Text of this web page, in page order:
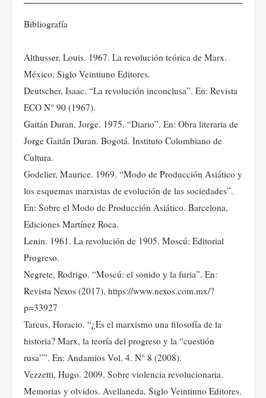
Bibliografía
Althusser, Louis. 1967. La revolución teórica de Marx.
México, Siglo Veintiuno Editores.
Deutscher, Isaac. “La revolución inconclusa”. En: Revista
ECO N° 90 (1967).
Gaitán Duran, Jorge. 1975. “Diario”. En: Obra literaria de
Jorge Gaitán Duran. Bogotá. Instituto Colombiano de
Cultura.
Godelier, Maurice. 1969. “Modo de Producción Asiático y
los esquemas marxistas de evolución de las sociedades”.
En: Sobre el Modo de Producción Asiático. Barcelona,
Ediciones Martínez Roca.
Lenin. 1961. La revolución de 1905. Moscú: Editorial
Progreso.
Negrete, Rodrigo. “Moscú: el sonido y la furia”. En:
Revista Nexos (2017). https://www.nexos.com.mx/?
p=33927
Tarcus, Horacio. “¿Es el marxismo una filosofía de la
historia? Marx, la teoría del progreso y la “cuestión
rusa””. En: Andamios Vol. 4. N° 8 (2008).
Vezzetti, Hugo. 2009. Sobre violencia revolucionaria.
Memorias y olvidos. Avellaneda, Siglo Veintiuno Editores.